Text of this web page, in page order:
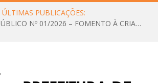
ÚLTIMAS PUBLICAÇÕES:
CHAMAMENTO PÚBLICO Nº 01/2026 – FOMENTO À CRIAÇÃO E A CIRCULAÇÃO DE PRODUÇÕES CULTURAIS – Aldir Blanc